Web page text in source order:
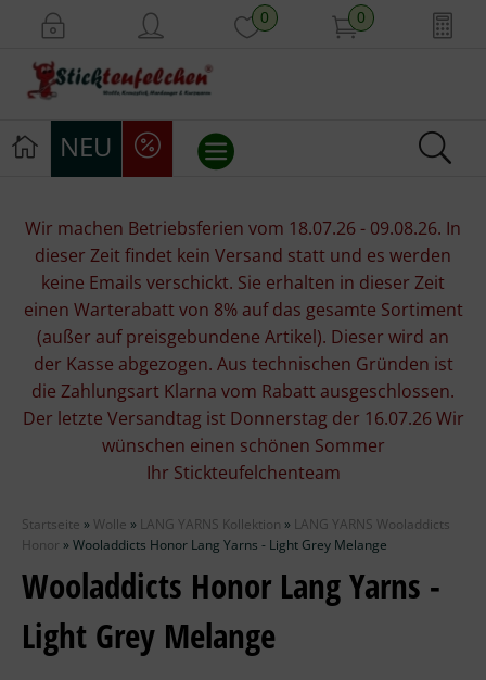
0 0
NEU
Stickpackungen
Stickgarne
Stoffe
Mill Hill Beads
Wolle
Stricknadeln
Knüpfpackungen
Wir machen Betriebsferien vom 18.07.26 - 09.08.26. In
dieser Zeit findet kein Versand statt und es werden
keine Emails verschickt. Sie erhalten in dieser Zeit
einen Warterabatt von 8% auf das gesamte Sortiment
(außer auf preisgebundene Artikel). Dieser wird an
der Kasse abgezogen. Aus technischen Gründen ist
die Zahlungsart Klarna vom Rabatt ausgeschlossen.
Der letzte Versandtag ist Donnerstag der 16.07.26 Wir
wünschen einen schönen Sommer
Ihr Stickteufelchenteam
Startseite » Wolle » LANG YARNS Kollektion » LANG YARNS Wooladdicts
Honor »Wooladdicts Honor Lang Yarns - Light Grey Melange
Wooladdicts Honor Lang Yarns -
Light Grey Melange